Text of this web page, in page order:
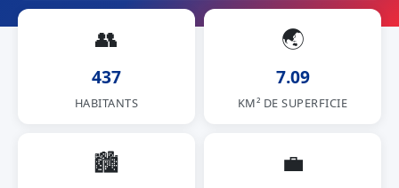
👥
437
HABITANTS
🌏
7.09
KM² DE SUPERFICIE
🏙 💼